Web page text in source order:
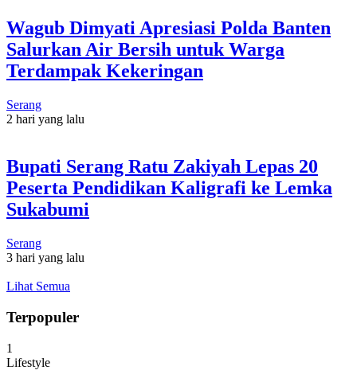
Wagub Dimyati Apresiasi Polda Banten
Salurkan Air Bersih untuk Warga
Terdampak Kekeringan
Serang
2 hari yang lalu
Bupati Serang Ratu Zakiyah Lepas 20
Peserta Pendidikan Kaligrafi ke Lemka
Sukabumi
Serang
3 hari yang lalu
Lihat Semua
Terpopuler
1
Lifestyle